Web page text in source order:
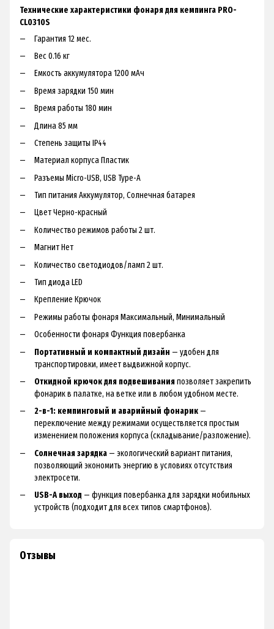
Технические характеристики фонаря для кемпинга PRO-
CL0310S
Гарантия 12 мес.
Вес 0.16 кг
Емкость аккумулятора 1200 мАч
Время зарядки 150 мин
Время работы 180 мин
Длина 85 мм
Степень защиты IP44
Материал корпуса Пластик
Разъемы Micro-USB, USB Type-A
Тип питания Аккумулятор, Солнечная батарея
Цвет Черно-красный
Количество режимов работы 2 шт.
Магнит Нет
Количество светодиодов/ламп 2 шт.
Тип диода LED
Крепление Крючок
Режимы работы фонаря Максимальный, Минимальный
Особенности фонаря Функция повербанка
Портативный и компактный дизайн — удобен для
транспортировки, имеет выдвижной корпус.
Откидной крючок для подвешиванияпозволяет закрепить
фонарик в палатке, на ветке или в любом удобном месте.
2-в-1: кемпинговый и аварийный фонарик —
переключение между режимами осуществляется простым
изменением положения корпуса (складывание/разложение).
Солнечная зарядка — экологический вариант питания,
позволяющий экономить энергию в условиях отсутствия
электросети.
USB-A выход — функция повербанка для зарядки мобильных
устройств (подходит для всех типов смартфонов).
Отзывы